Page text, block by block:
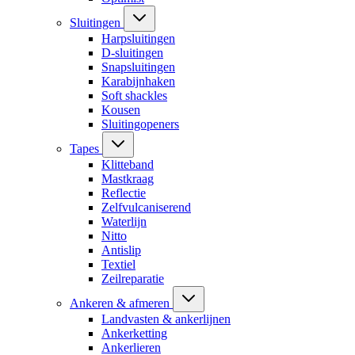
Sluitingen
Harpsluitingen
D-sluitingen
Snapsluitingen
Karabijnhaken
Soft shackles
Kousen
Sluitingopeners
Tapes
Klitteband
Mastkraag
Reflectie
Zelfvulcaniserend
Waterlijn
Nitto
Antislip
Textiel
Zeilreparatie
Ankeren & afmeren
Landvasten & ankerlijnen
Ankerketting
Ankerlieren